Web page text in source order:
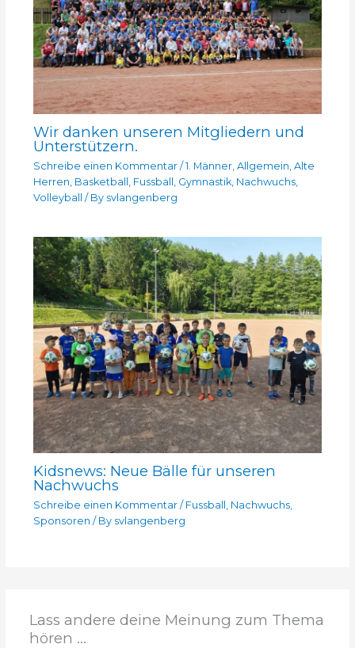
Wir danken unseren Mitgliedern und
Unterstützern.
Schreibe einen Kommentar / 1. Männer, Allgemein, Alte
Herren, Basketball , Fussball , Gymnastik, Nachwuchs,
Volleyball
/ By svlangenberg
Kidsnews: Neue Bälle für unseren
Nachwuchs
Schreibe einen Kommentar / Fussball , Nachwuchs,
Sponsoren / By svlangenberg
Lass andere deine Meinung zum Thema
hören ...